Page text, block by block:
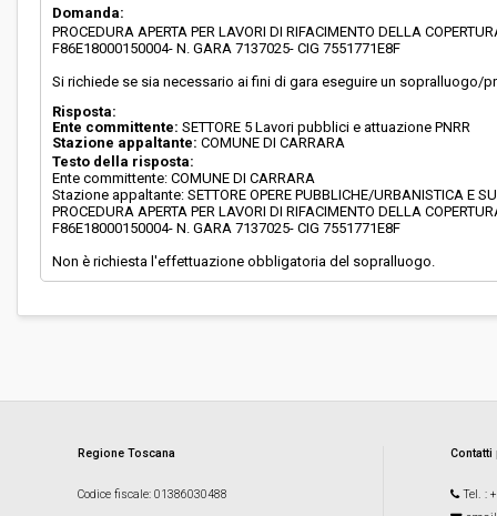
Domanda:
PROCEDURA APERTA PER LAVORI DI RIFACIMENTO DELLA
F86E18000150004- N. GARA 7137025- CIG 7551771E8F
Si richiede se sia necessario ai fini di gara eseguire un sopralluogo/
Risposta:
Ente committente: SETTORE 5 Lavori pubblici e attuazione PNRR
Stazione appaltante: COMUNE DI CARRARA
Testo della risposta:
Ente committente: COMUNE DI CARRARA
Stazione appaltante: SETTORE OPERE PUBBLICHE/URBANISTICA E
PROCEDURA APERTA PER LAVORI DI RIFACIMENTO DELLA
F86E18000150004- N. GARA 7137025- CIG 7551771E8F
Non è richiesta l'effettuazione obbligatoria del sopralluogo.
Regione Toscana
Codice fiscale: 01386030488 Tel. :